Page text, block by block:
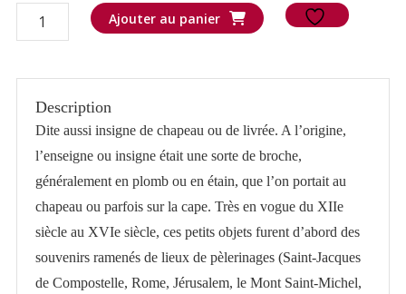
quantité
de
Sanglier
Ajouter au panier
Description
Dite aussi insigne de chapeau ou de livrée. A l’origine,
l’enseigne ou insigne était une sorte de broche,
généralement en plomb ou en étain, que l’on portait au
chapeau ou parfois sur la cape. Très en vogue du XIIe
siècle au XVIe siècle, ces petits objets furent d’abord des
souvenirs ramenés de lieux de pèlerinages (Saint-Jacques
de Compostelle, Rome, Jérusalem, le Mont Saint-Michel,